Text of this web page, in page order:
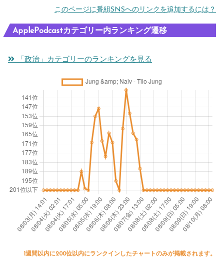
このページに番組SNSへのリンクを追加するには？
ApplePodcastカテゴリー内ランキング遷移
「政治」カテゴリーのランキングを見る
1週間以内に200位以内にランクインしたチャートのみが掲載されます。